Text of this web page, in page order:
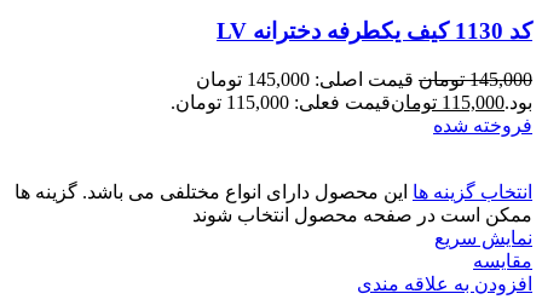
کد 1130 کیف یکطرفه دخترانه LV
145,000 تومان
قیمت اصلی: 145,000 تومان
بود.115,000 تومانقیمت فعلی: 115,000 تومان.
فروخته شده
انتخاب گزینه ها این محصول دارای انواع مختلفی می باشد. گزینه ها
ممکن است در صفحه محصول انتخاب شوند
نمایش سریع
مقايسه
افزودن به علاقه مندی